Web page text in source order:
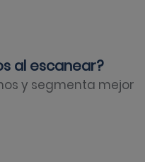
al escanear?
y segmenta mejor